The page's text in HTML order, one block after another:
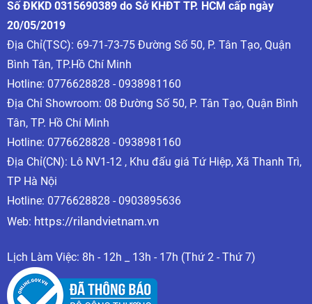
Số ĐKKD 0315690389 do Sở KHĐT TP. HCM cấp ngày
20/05/2019
Địa Chỉ(TSC): 69-71-73-75 Đường Số 50, P. Tân Tạo, Quận
Bình Tân, TP.Hồ Chí Minh
Hotline: 0776628828 - 0938981160
Địa Chỉ Showroom: 08 Đường Số 50, P. Tân Tạo, Quận Bình
Tân, TP. Hồ Chí Minh
Hotline: 0776628828 - 0938981160
Địa Chỉ(CN): Lô NV1-12 , Khu đấu giá Tứ Hiệp, Xã Thanh Trì,
TP Hà Nội
Hotline: 0776628828 - 0903895636
Web: https://rilandvietnam.vn
Lịch Làm Việc: 8h - 12h _ 13h - 17h (Thứ 2 - Thứ 7)